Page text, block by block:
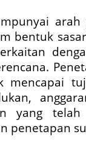
arah
bentuk
mencapai
yang telah
penetapan